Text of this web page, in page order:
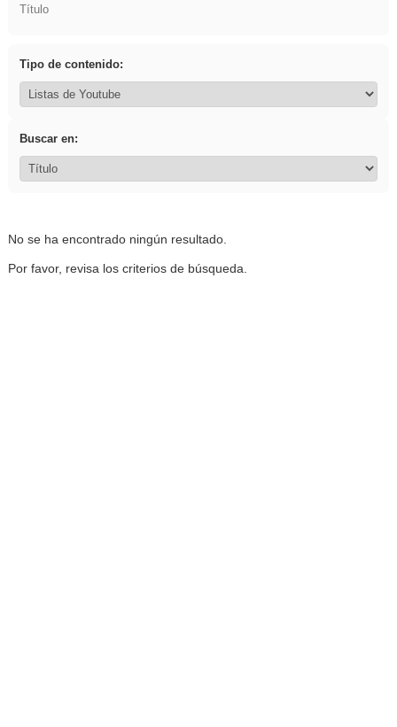
Título
Tipo de contenido:
Buscar en:
No se ha encontrado ningún resultado.
Por favor, revisa los criterios de búsqueda.